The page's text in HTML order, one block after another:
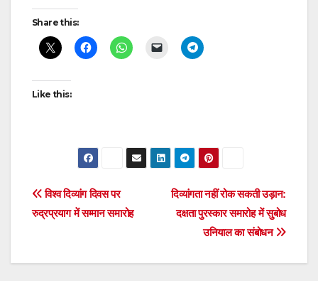
Post
navigation
Share this:
Like this:
Post
navigation
दिव्यांगता नहीं रोक सकती उड़ान:
दक्षता पुरस्कार समारोह में सुबोध
उनियाल का संबोधन
विश्व दिव्यांग दिवस पर
रुद्रप्रयाग में सम्मान समारोह